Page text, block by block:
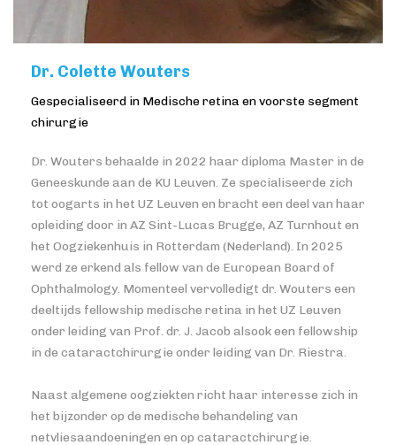
Dr. Colette Wouters
Gespecialiseerd in Medische retina en voorste segment
chirurgie
Dr. Wouters behaalde in 2022 haar diploma Master in de
Geneeskunde aan de KU Leuven. Ze specialiseerde zich
tot oogarts in het UZ Leuven en bracht een deel van haar
opleiding door in AZ Sint-Lucas Brugge, AZ Turnhout en
het Oogziekenhuis in Rotterdam (Nederland). In 2025
werd ze erkend als fellow van de European Board of
Ophthalmology. Momenteel vervolledigt dr. Wouters een
deeltijds fellowship medische retina in het UZ Leuven
onder leiding van Prof. dr. J. Jacob alsook een fellowship
in de cataractchirurgie onder leiding van Dr. Riestra.
Naast algemene oogziekten richt haar interesse zich in
het bijzonder op de medische behandeling van
netvliesaandoeningen en op cataractchirurgie.